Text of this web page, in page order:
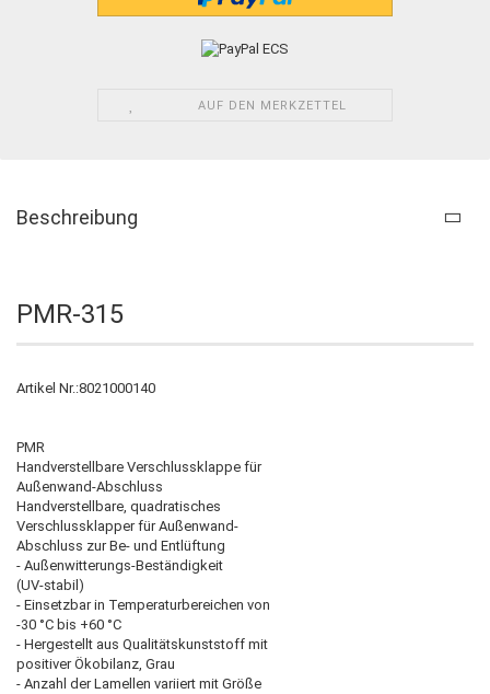
AUF DEN MERKZETTEL
Beschreibung
PMR-315
Artikel Nr.:8021000140
PMR
Handverstellbare Verschlussklappe für
Außenwand-Abschluss
Handverstellbare, quadratisches
Verschlussklapper für Außenwand-
Abschluss zur Be- und Entlüftung
- Außenwitterungs-Beständigkeit
(UV-stabil)
- Einsetzbar in Temperaturbereichen von
-30 °C bis +60 °C
- Hergestellt aus Qualitätskunststoff mit
positiver Ökobilanz, Grau
- Anzahl der Lamellen variiert mit Größe